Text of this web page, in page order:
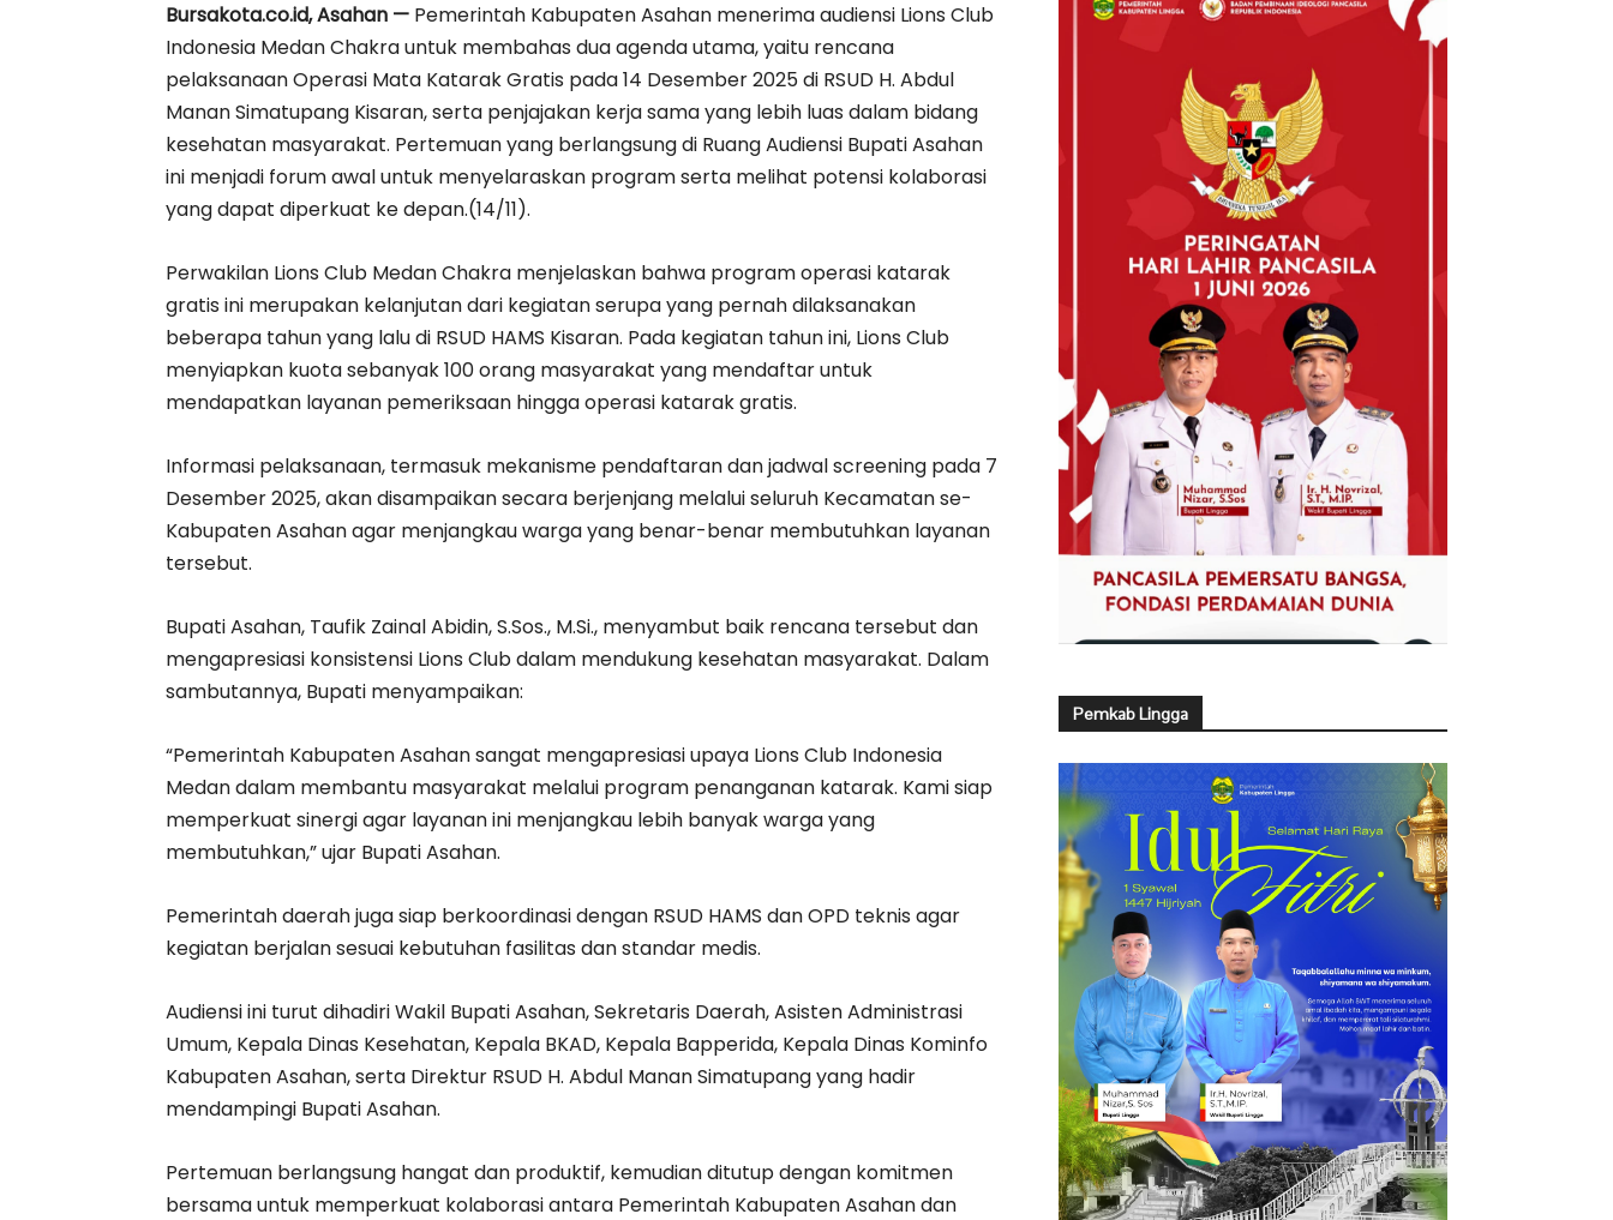
Bursakota.co.id, Asahan — Pemerintah Kabupaten Asahan menerima audiensi Lions Club
Indonesia Medan Chakra untuk membahas dua agenda utama, yaitu rencana
pelaksanaan Operasi Mata Katarak Gratis pada 14 Desember 2025 di RSUD H. Abdul
Manan Simatupang Kisaran, serta penjajakan kerja sama yang lebih luas dalam bidang
kesehatan masyarakat. Pertemuan yang berlangsung di Ruang Audiensi Bupati Asahan
ini menjadi forum awal untuk menyelaraskan program serta melihat potensi kolaborasi
yang dapat diperkuat ke depan.(14/11).
Perwakilan Lions Club Medan Chakra menjelaskan bahwa program operasi katarak
gratis ini merupakan kelanjutan dari kegiatan serupa yang pernah dilaksanakan
beberapa tahun yang lalu di RSUD HAMS Kisaran. Pada kegiatan tahun ini, Lions Club
menyiapkan kuota sebanyak 100 orang masyarakat yang mendaftar untuk
mendapatkan layanan pemeriksaan hingga operasi katarak gratis.
Informasi pelaksanaan, termasuk mekanisme pendaftaran dan jadwal screening pada 7
Desember 2025, akan disampaikan secara berjenjang melalui seluruh Kecamatan se-
Kabupaten Asahan agar menjangkau warga yang benar-benar membutuhkan layanan
tersebut.
Bupati Asahan, Taufik Zainal Abidin, S.Sos., M.Si., menyambut baik rencana tersebut dan
mengapresiasi konsistensi Lions Club dalam mendukung kesehatan masyarakat. Dalam
sambutannya, Bupati menyampaikan:
“Pemerintah Kabupaten Asahan sangat mengapresiasi upaya Lions Club Indonesia
Medan dalam membantu masyarakat melalui program penanganan katarak. Kami siap
memperkuat sinergi agar layanan ini menjangkau lebih banyak warga yang
membutuhkan,” ujar Bupati Asahan.
Pemerintah daerah juga siap berkoordinasi dengan RSUD HAMS dan OPD teknis agar
kegiatan berjalan sesuai kebutuhan fasilitas dan standar medis.
Audiensi ini turut dihadiri Wakil Bupati Asahan, Sekretaris Daerah, Asisten Administrasi
Umum, Kepala Dinas Kesehatan, Kepala BKAD, Kepala Bapperida, Kepala Dinas Kominfo
Kabupaten Asahan, serta Direktur RSUD H. Abdul Manan Simatupang yang hadir
mendampingi Bupati Asahan.
Pertemuan berlangsung hangat dan produktif, kemudian ditutup dengan komitmen
bersama untuk memperkuat kolaborasi antara Pemerintah Kabupaten Asahan dan
Pemkab Lingga